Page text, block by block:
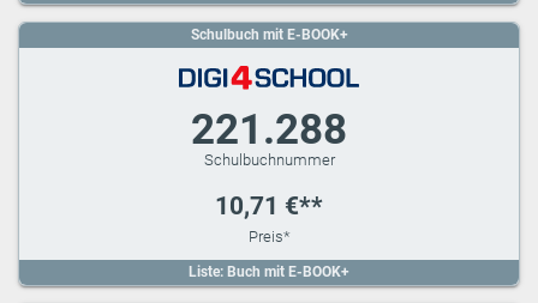
Liste: Buch mit E-BOOK+
Schulbuch mit E-BOOK+
221.288
10,71 €**